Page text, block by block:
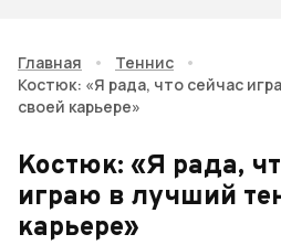
Главная • Теннис
•
Костюк: «Я рада, что сейчас
своей карьере»
Костюк: «Я рада,
играю в лучший
карьере»